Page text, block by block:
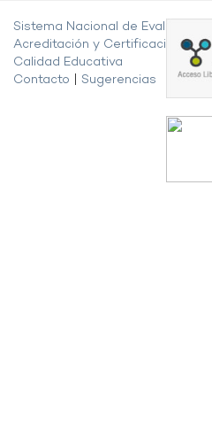
Sistema Nacional de Evaluación,
Acreditación y Certificación de la
Calidad Educativa
Contacto
Sugerencias